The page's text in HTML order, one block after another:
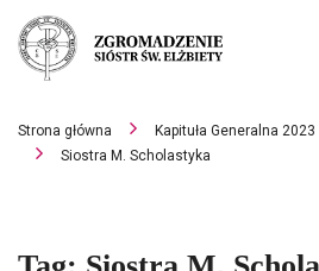
Strona główna Kapituła Generalna 2023
Siostra M. Scholastyka